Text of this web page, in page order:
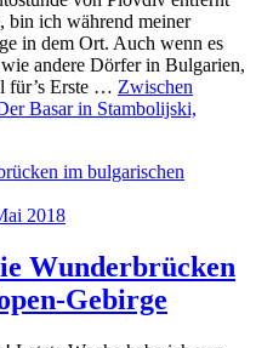
bin ich während meiner
in dem Ort. Auch wenn es
andere Dörfer in Bulgarien,
für’s Erste … Zwischen
Basar in Stambolijski,
2018
Wunderbrücken
Gebirge